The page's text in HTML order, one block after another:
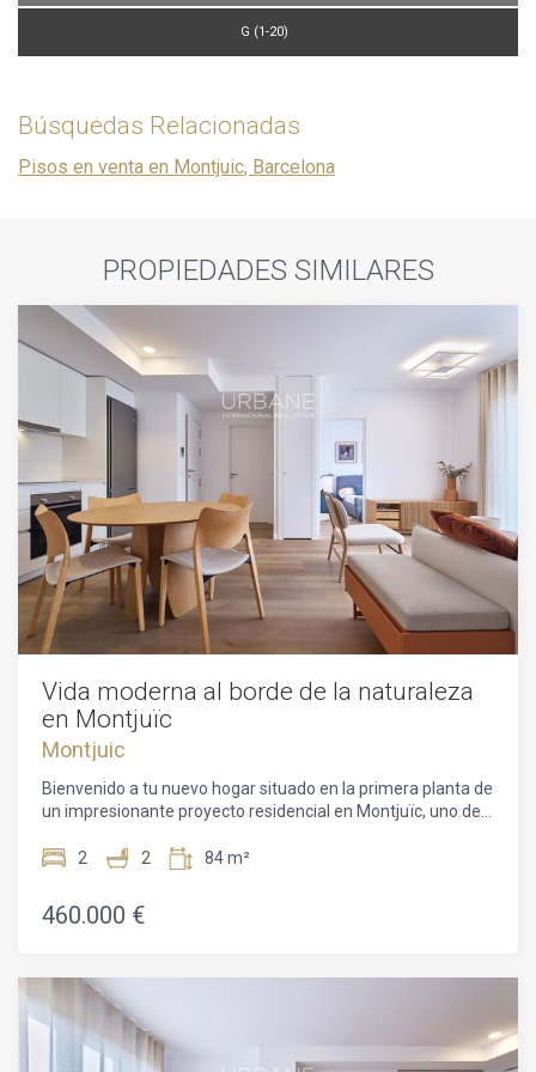
G (1-20)
Búsquedas Relacionadas
Pisos en venta en Montjuic, Barcelona
PROPIEDADES SIMILARES
Vida moderna al borde de la naturaleza
en Montjuïc
Montjuic
Bienvenido a tu nuevo hogar situado en la primera planta de
un impresionante proyecto residencial en Montjuïc, uno de
espectacular piso de 81 m² cuenta con dos acogedoras
funcionales.Diseñado por ADORAS Atelier Arquitectura, el
complejo se concibe como un punto de encuentro entre
integran el interior con la terraza ofrecen una transición
fluida y visualmente armoniosa entre los ambientes. El uso
de materiales sostenibles, líneas limpias y una planificación
inteligente de cada metro cuadrado reflejan el compromiso
2 2 84 m²
460.000 €